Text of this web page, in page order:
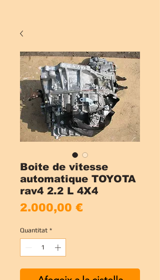
Boite de vitesse
automatique TOYOTA
rav4 2.2 L 4X4
2.000,00 €
Quantitat *